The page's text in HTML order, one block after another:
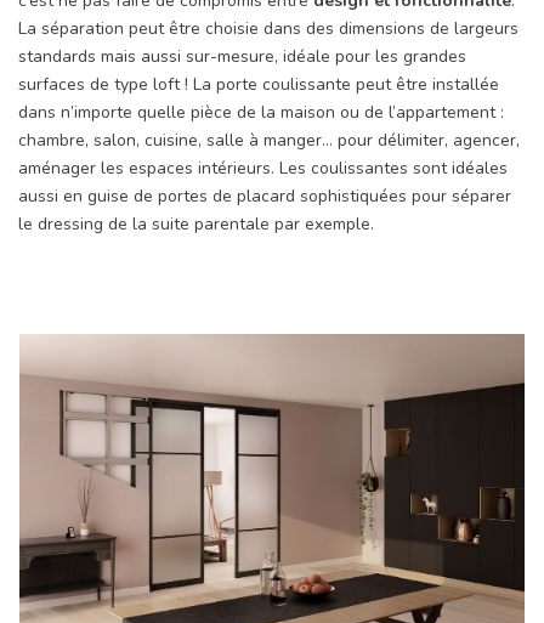
La séparation peut être choisie dans des dimensions de largeurs
standards mais aussi sur-mesure, idéale pour les grandes
surfaces de type loft ! La porte coulissante peut être installée
dans n’importe quelle pièce de la maison ou de l’appartement :
chambre, salon, cuisine, salle à manger… pour délimiter, agencer,
aménager les espaces intérieurs. Les coulissantes sont idéales
aussi en guise de portes de placard sophistiquées pour séparer
le dressing de la suite parentale par exemple.